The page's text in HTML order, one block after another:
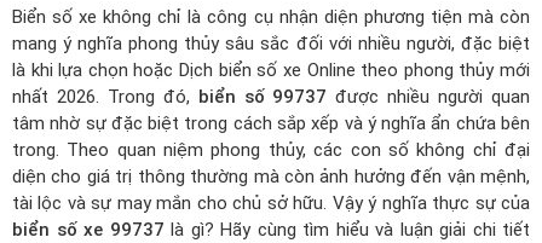
Biển số xe không chỉ là công cụ nhận diện phương tiện mà còn
mang ý nghĩa phong thủy sâu sắc đối với nhiều người, đặc biệt
là khi lựa chọn hoặcDịch biển số xe Online theo phong thủy mới
nhất 2026. Trong đó, biển số 99737 được nhiều người quan
tâm nhờ sự đặc biệt trong cách sắp xếp và ý nghĩa ẩn chứa bên
trong. Theo quan niệm phong thủy, các con số không chỉ đại
diện cho giá trị thông thường mà còn ảnh hưởng đến vận mệnh,
tài lộc và sự may mắn cho chủ sở hữu. Vậy ý nghĩa thực sự của
biển số xe 99737 là gì? Hãy cùng tìm hiểu và luận giải chi tiết